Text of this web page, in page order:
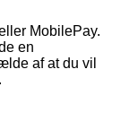
MobilePay.
en
af at du vil